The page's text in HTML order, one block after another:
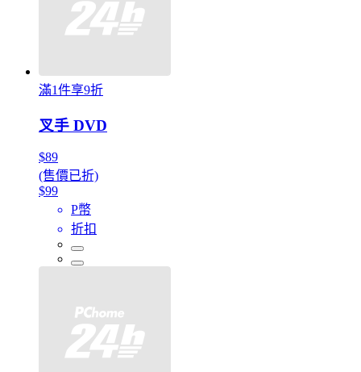
滿1件享9折
叉手 DVD
$89
(售價已折)
$99
P幣
折扣